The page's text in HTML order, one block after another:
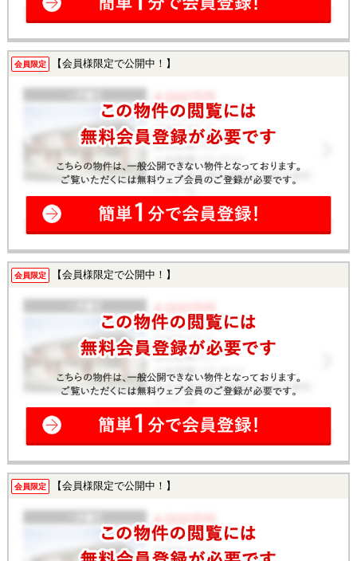
会員限定 【会員様限定で公開中！】
会員限定 【会員様限定で公開中！】
会員限定 【会員様限定で公開中！】